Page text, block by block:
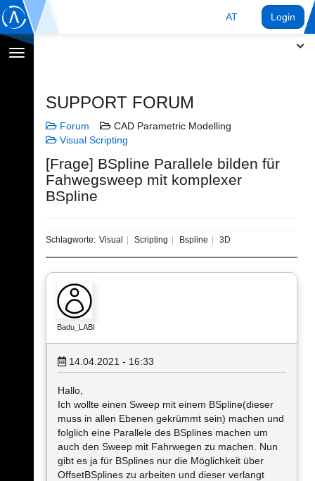
AT Login
Navigation
SUPPORT FORUM
Forum
CAD Parametric Modelling
Visual Scripting
[Frage] BSpline Parallele bilden für
Fahwegsweep mit komplexer
BSpline
Schlagworte: Visual Scripting Bspline 3D
Badu_LABI
14.04.2021 - 16:33
Hallo,
Ich wollte einen Sweep mit einem BSpline(dieser
muss in allen Ebenen gekrümmt sein) machen und
folglich eine Parallele des BSplines machen um
auch den Sweep mit Fahrwegen zu machen. Nun
gibt es ja für BSplines nur die Möglichkeit über
OffsetBSplines zu arbeiten und dieser verlangt